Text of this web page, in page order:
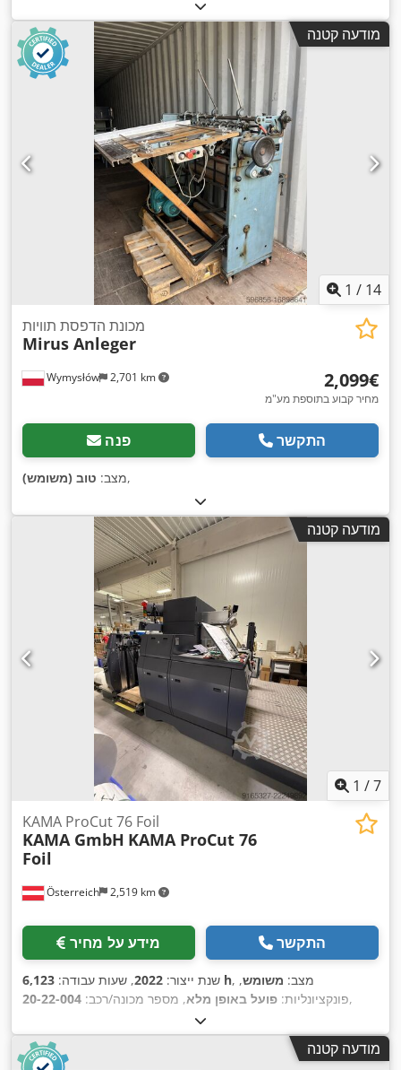
מודעה קטנה
1 / 14
Wymysłów 2,701 km
מכונת הדפסת תוויות
Mirus Anleger
‏2,099 ‏€
מחיר קבוע בתוספת מע"מ
פנה התקשר
מצב: טוב (משומש) ,
מודעה קטנה
1 /7
Österreich 2,519 km
KAMA ProCut 76 Foil
KAMA GmbH KAMA ProCut 76
Foil
מידע על מחיר התקשר
שנת ייצור: 2022, שעות עבודה: 6,123 h , מצב: משומש,
פונקציונליות: פועל באופן מלא, מספר מכונה/רכב: 20-22-004 ,
מודעה קטנה